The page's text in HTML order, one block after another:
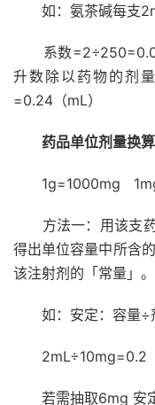
如：氨茶碱每支
系数
升数除以药物的剂
=0.24（mL）
药品单位剂量换
1g=1000mg
方法一：用该支
得出单位容量中所含
该注射剂的「常量」。
如：安定：容量÷
2mL÷10mg=0.2
若需抽取6mg 安